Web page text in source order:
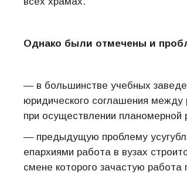
Однако были отмечены и
— в большинстве учебных
юридического соглашения
при осуществлении
— предыдущую проблему
епархиями работа в вузах
смене которого зачастую работа